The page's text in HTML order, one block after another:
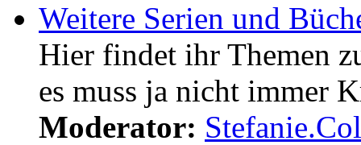
Weitere Serien und
Hier findet ihr Themen
es muss ja nicht immer
Moderator: